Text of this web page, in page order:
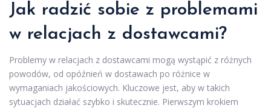
Jak radzić sobie z problemami
w relacjach z dostawcami?
Problemy w relacjach z dostawcami mogą wystąpić z różnych
powodów, od opóźnień w dostawach po różnice w
wymaganiach jakościowych. Kluczowe jest, aby w takich
sytuacjach działać szybko i skutecznie. Pierwszym krokiem